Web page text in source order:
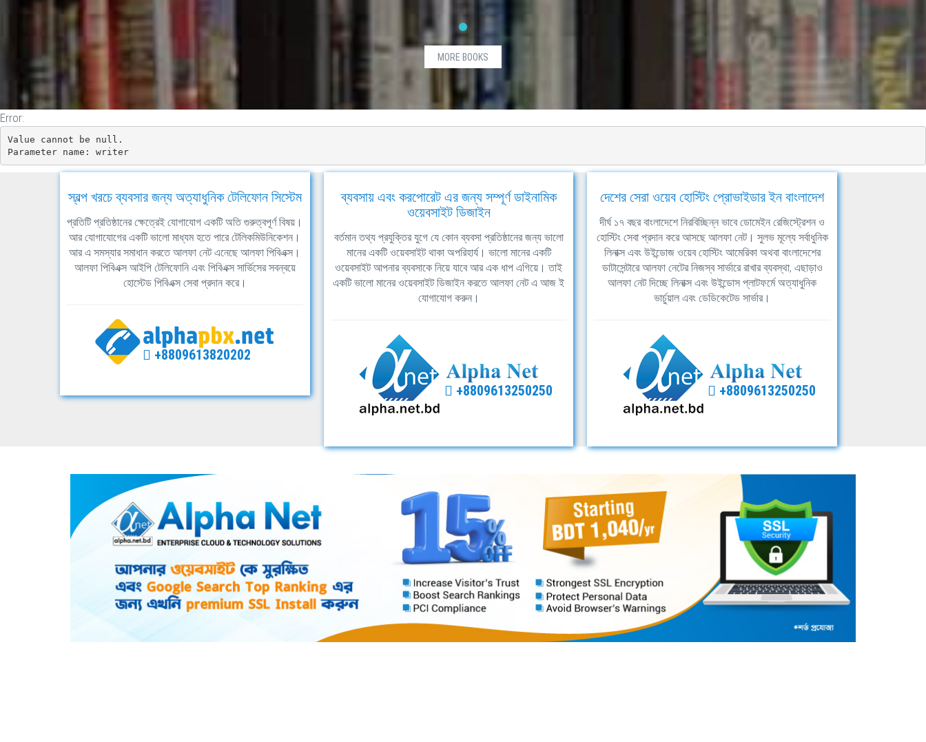
@item.ListPrice.Value.ToString("0.00")
MORE BOOKS
Error:
Value cannot be null.
Parameter name: writer
স্বল্প খরচে ব্যবসার জন্য অত্যাধুনিক টেলিফোন সিস্টেম
প্রতিটি প্রতিষ্ঠানের ক্ষেত্রেই যোগাযোগ একটি অতি গুরুত্বপূর্ণ বিষয়।
আর যোগাযোগের একটি ভালো মাধ্যম হতে পারে টেলিকমিউনিকেশন।
আর এ সমস্যার সমাধান করতে আলফা নেট এনেছে আলফা পিবিএক্স।
আলফা পিবিএক্স আইপি টেলিফোনি এবং পিবিএক্স সার্ভিসের সবন্বয়ে
হোস্টেড পিবিএক্স সেবা প্রদান করে।
+8809613820202
ব্যবসায় এবং করপোরেট এর জন্য সম্পূর্ণ ডাইনামিক
ওয়েবসাইট ডিজাইন
বর্তমান তথ্য প্রযুক্তির যুগে যে কোন ব্যবসা প্রতিষ্ঠানের জন্য ভালো
মানের একটি ওয়েবসাইট থাকা অপরিহার্য। ভালো মানের একটি
ওয়েবসাইট আপনার ব্যবসাকে নিয়ে যাবে আর এক ধাপ এগিয়ে। তাই
একটি ভালো মানের ওয়েবসাইট ডিজাইন করতে আলফা নেট এ আজ ই
যোগাযোগ করুন।
+8809613250250
দেশের সেরা ওয়েব হোস্টিং প্রোভাইডার ইন বাংলাদেশ
দীর্ঘ ১৭ বছর বাংলাদেশে নিরবিচ্ছিন্ন ভাবে ডোমেইন রেজিস্ট্রেশন ও
হোস্টিং সেবা প্রদান করে আসছে আলফা নেট। সুলভ মূল্যে সর্বাধুনিক
লিনাক্স এবং উইন্ডোজ ওয়েব হোস্টিং আমেরিকা অথবা বাংলাদেশের
ডাটাসেন্টারে আলফা নেটের নিজস্ব সার্ভারে রাখার ব্যবস্থা, এছাড়াও
আলফা নেট দিচ্ছে লিনাক্স এবং উইন্ডোস প্লাটফর্মে অত্যাধুনিক
ভার্চুয়াল এবং ডেডিকেটেড সার্ভার।
+8809613250250